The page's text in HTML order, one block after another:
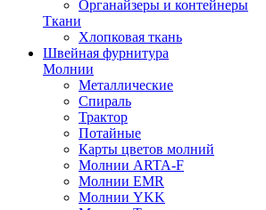
Органайзеры и контейнеры
Ткани
Хлопковая ткань
Швейная фурнитура
Молнии
Металлические
Спираль
Трактор
Потайные
Карты цветов молний
Молнии ARTA-F
Молнии EMR
Молнии YKK